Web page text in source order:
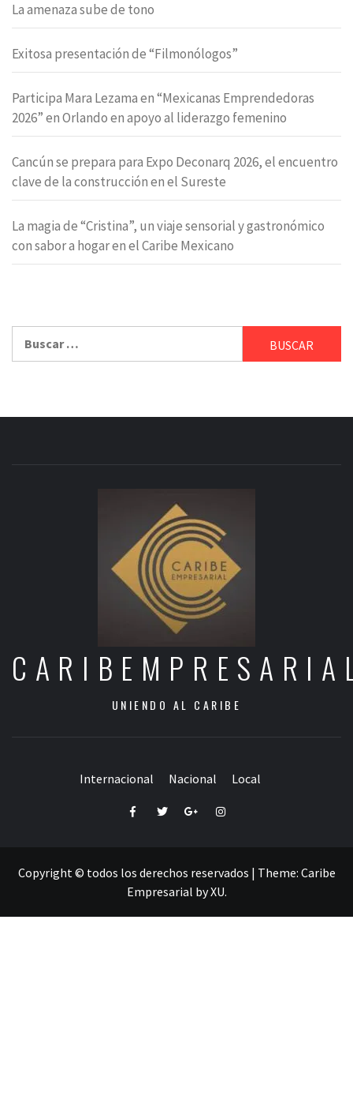
La amenaza sube de tono
Exitosa presentación de “Filmonólogos”
Participa Mara Lezama en “Mexicanas Emprendedoras
2026” en Orlando en apoyo al liderazgo femenino
Cancún se prepara para Expo Deconarq 2026, el encuentro
clave de la construcción en el Sureste
La magia de “Cristina”, un viaje sensorial y gastronómico
con sabor a hogar en el Caribe Mexicano
UNIENDO AL CARIBE
Internacional Nacional Local
FacebookTwitterGoogle+Instagram
Copyright © todos los derechos reservados | Theme: Caribe
Empresarial byXU.